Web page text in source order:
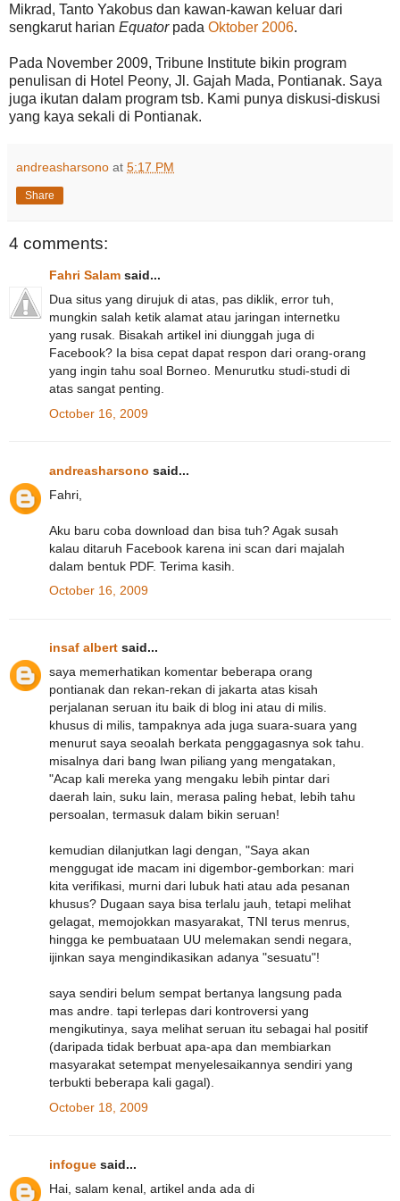
Mikrad, Tanto Yakobus dan kawan-kawan keluar dari
sengkarut harian Equatorpada Oktober 2006.
Pada November 2009, Tribune Institute bikin program
penulisan di Hotel Peony, Jl. Gajah Mada, Pontianak. Saya
juga ikutan dalam program tsb. Kami punya diskusi-diskusi
yang kaya sekali di Pontianak.
andreasharsono at 5:17 PM
Share
4 comments:
Fahri Salam said...
Dua situs yang dirujuk di atas, pas diklik, error tuh,
mungkin salah ketik alamat atau jaringan internetku
yang rusak. Bisakah artikel ini diunggah juga di
Facebook? Ia bisa cepat dapat respon dari orang-orang
yang ingin tahu soal Borneo. Menurutku studi-studi di
atas sangat penting.
October 16, 2009
andreasharsono said...
Fahri,
Aku baru coba download dan bisa tuh? Agak susah
kalau ditaruh Facebook karena ini scan dari majalah
dalam bentuk PDF. Terima kasih.
October 16, 2009
insaf albert said...
saya memerhatikan komentar beberapa orang
pontianak dan rekan-rekan di jakarta atas kisah
perjalanan seruan itu baik di blog ini atau di milis.
khusus di milis, tampaknya ada juga suara-suara yang
menurut saya seoalah berkata penggagasnya sok tahu.
misalnya dari bang Iwan piliang yang mengatakan,
"Acap kali mereka yang mengaku lebih pintar dari
daerah lain, suku lain, merasa paling hebat, lebih tahu
persoalan, termasuk dalam bikin seruan!
kemudian dilanjutkan lagi dengan, "Saya akan
menggugat ide macam ini digembor-gemborkan: mari
kita verifikasi, murni dari lubuk hati atau ada pesanan
khusus? Dugaan saya bisa terlalu jauh, tetapi melihat
gelagat, memojokkan masyarakat, TNI terus menrus,
hingga ke pembuataan UU melemakan sendi negara,
ijinkan saya mengindikasikan adanya "sesuatu"!
saya sendiri belum sempat bertanya langsung pada
mas andre. tapi terlepas dari kontroversi yang
mengikutinya, saya melihat seruan itu sebagai hal positif
(daripada tidak berbuat apa-apa dan membiarkan
masyarakat setempat menyelesaikannya sendiri yang
terbukti beberapa kali gagal).
October 18, 2009
infogue said...
Hai, salam kenal, artikel anda ada di